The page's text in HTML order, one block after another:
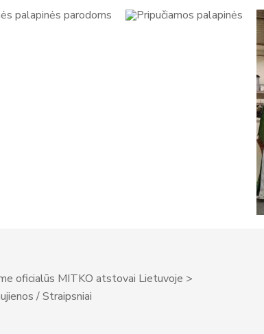
oficialūs MITKO atstovai Lietuvoje >
/ Straipsniai